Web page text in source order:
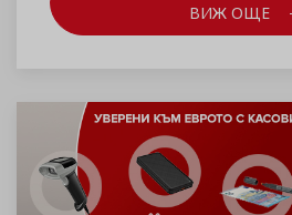
ВИЖ ОЩЕ